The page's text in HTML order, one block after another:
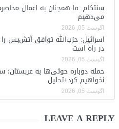
سنتکام: ما همچنان به اعمال
می‌دهیم
آگوست 05, 2026
اسرائیل: حزب‌الله توافق آتش‌بس
در راه است
آگوست 05, 2026
حمله دوباره حوثی‌ها به عربستان؛
نخواهیم کرد+تحلیل
آگوست 05, 2026
LEAVE A REPLY